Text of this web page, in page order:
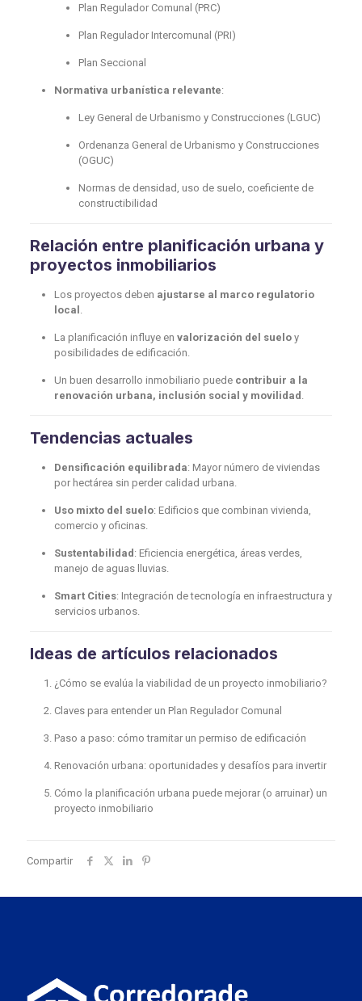
Plan Regulador Comunal (PRC)
Plan Regulador Intercomunal (PRI)
Plan Seccional
Normativa urbanística relevante:
Ley General de Urbanismo y Construcciones (LGUC)
Ordenanza General de Urbanismo y Construcciones
(OGUC)
Normas de densidad, uso de suelo, coeficiente de
constructibilidad
Relación entre planificación urbana y
proyectos inmobiliarios
Los proyectos deben ajustarse al marco regulatorio
local
La planificación influye en valorización del sueloy
posibilidades de edificación.
Un buen desarrollo inmobiliario puede contribuir a la
renovación urbana, inclusión social y movilidad
Tendencias actuales
Densificación equilibrada: Mayor número de viviendas
por hectárea sin perder calidad urbana.
Uso mixto del suelo: Edificios que combinan vivienda,
comercio y oficinas.
Sustentabilidad: Eficiencia energética, áreas verdes,
manejo de aguas lluvias.
Smart Cities: Integración de tecnología en infraestructura y
servicios urbanos.
Ideas de artículos relacionados
¿Cómo se evalúa la viabilidad de un proyecto inmobiliario?
Claves para entender un Plan Regulador Comunal
Paso a paso: cómo tramitar un permiso de edificación
Renovación urbana: oportunidades y desafíos para invertir
Cómo la planificación urbana puede mejorar (o arruinar) un
proyecto inmobiliario
Compartir